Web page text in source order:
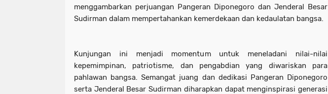
menggambarkan perjuangan Pangeran Diponegoro dan Jenderal Besar
Sudirman dalam mempertahankan kemerdekaan dan kedaulatan bangsa.
Kunjungan ini menjadi momentum untuk meneladani nilai-nilai
kepemimpinan, patriotisme, dan pengabdian yang diwariskan para
pahlawan bangsa. Semangat juang dan dedikasi Pangeran Diponegoro
serta Jenderal Besar Sudirman diharapkan dapat menginspirasi generasi